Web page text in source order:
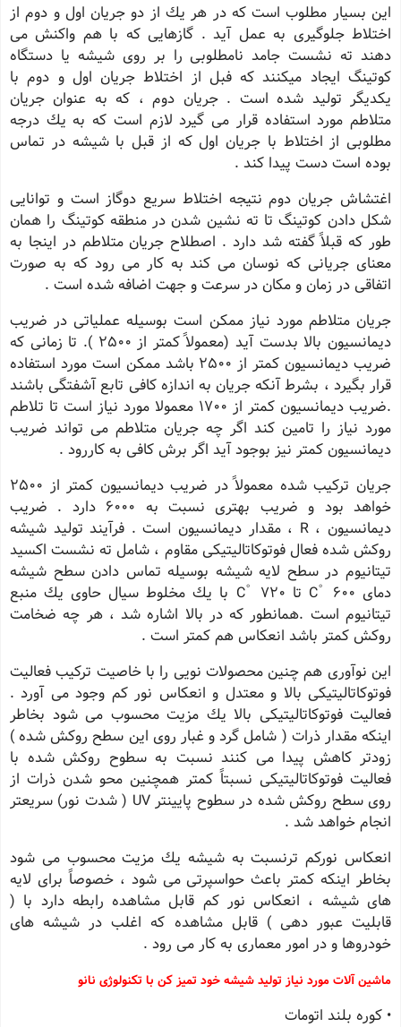
این بسیار مطلوب است كه در هر یك از دو جریان اول و دوم از
اختلاط جلوگیری به عمل آید . گازهایی كه با هم واكنش می
دهند ته نشست جامد نامطلوبی را بر روی شیشه یا دستگاه
كوتینگ ایجاد میكنند كه فبل از اختلاط جریان اول و دوم با
یكدیگر تولید شده است . جریان دوم ، كه به عنوان جریان
متلاطم مورد استفاده قرار می گیرد لازم است كه به یك درجه
مطلوبی از اختلاط با جریان اول كه از قبل با شیشه در تماس
بوده است دست پیدا كند .
اغتشاش جریان دوم نتیجه اختلاط سریع دوگاز است و توانایی
شكل دادن كوتینگ تا ته نشین شدن در منطقه كوتینگ را همان
طور كه قبلاً گفته شد دارد . اصطلاح جریان متلاطم در اینجا به
معنای جریانی كه نوسان می كند به كار می رود كه به صورت
اتفاقی در زمان و مكان در سرعت و جهت اضافه شده است .
جریان متلاطم مورد نیاز ممكن است بوسیله عملیاتی در ضریب
دیمانسیون بالا بدست آید (معمولاً كمتر از 2500 ). تا زمانی كه
ضریب دیمانسیون كمتر از 2500 باشد ممكن است مورد استفاده
قرار بگیرد ، بشرط آنكه جریان به اندازه كافی تابع آشفتگی باشند
.ضریب دیمانسیون كمتر از 1700 معمولا مورد نیاز است تا تلاطم
مورد نیاز را تامین كند اگر چه جریان متلاطم می تواند ضریب
دیمانسیون كمتر نیز بوجود آید اگر برش كافی به كاررود .
جریان تركیب شده معمولاً در ضریب دیمانسیون كمتر از 2500
خواهد بود و ضریب بهتری نسبت به 6000 دارد . ضریب
دیمانسیون ، R ، مقدار دیمانسیون است . فرآیند تولید شیشه
روكش شده فعال فوتوكاتالیتیكی مقاوم ، شامل ته نشست اكسید
تیتانیوم در سطح لایه شیشه بوسیله تماس دادن سطح شیشه
دمای C ْ 600 تا C ْ 720 با یك مخلوط سیال حاوی یك منبع
تیتانیوم است .همانطور كه در بالا اشاره شد ، هر چه ضخامت
روكش كمتر باشد انعكاس هم كمتر است .
این نوآوری هم چنین محصولات نویی را با خاصیت تركیب فعالیت
فوتوكاتالیتیكی بالا و معتدل و انعكاس نور كم وجود می آورد .
فعالیت فوتوكاتالیتیكی بالا یك مزیت محسوب می شود بخاطر
اینكه مقدار ذرات ( شامل گرد و غبار روی این سطح روكش شده )
زودتر كاهش پیدا می كنند نسبت به سطوح روكش شده با
فعالیت فوتوكاتالیتیكی نسبتاً كمتر همچنین محو شدن ذرات از
روی سطح روكش شده در سطوح پایینتر UV ( شدت نور) سریعتر
انجام خواهد شد .
انعكاس نوركم ترنسبت به شیشه یك مزیت محسوب می شود
بخاطر اینكه كمتر باعث حواسپرتی می شود ، خصوصاً برای لایه
های شیشه ، انعكاس نور كم قابل مشاهده رابطه دارد با (
قابلیت عبور دهی ) قابل مشاهده كه اغلب در شیشه های
خودروها و در امور معماری به كار می رود .
ماشین آلات مورد نیاز تولید شیشه خود تمیز کن با تکنولوژی نانو
• كوره بلند اتومات